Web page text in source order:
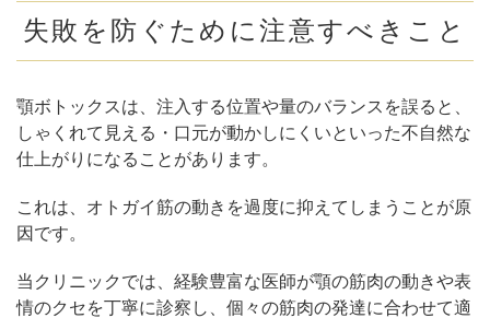
失敗を防ぐために注意すべきこと
顎ボトックスは、注入する位置や量のバランスを誤ると、
しゃくれて見える・口元が動かしにくいといった不自然な
仕上がりになることがあります。
これは、オトガイ筋の動きを過度に抑えてしまうことが原
因です。
当クリニックでは、経験豊富な医師が顎の筋肉の動きや表
情のクセを丁寧に診察し、個々の筋肉の発達に合わせて適